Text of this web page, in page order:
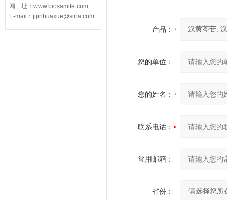
网 址：www.biosamite.com
E-mail：jijinhuaxue@sina.com
产品：
您的单位：
您的姓名：
联系电话：
常用邮箱：
省份：